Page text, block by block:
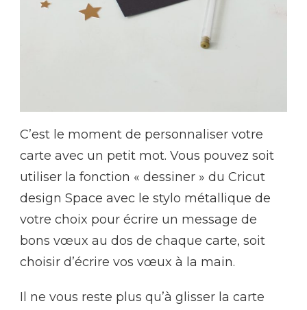
C’est le moment de personnaliser votre
carte avec un petit mot. Vous pouvez soit
utiliser la fonction « dessiner » du Cricut
design Space avec le stylo métallique de
votre choix pour écrire un message de
bons vœux au dos de chaque carte, soit
choisir d’écrire vos vœux à la main.
Il ne vous reste plus qu’à glisser la carte